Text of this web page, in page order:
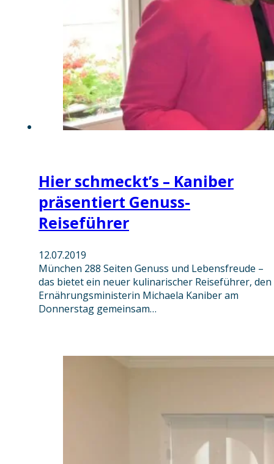
Hier schmeckt’s – Kaniber
präsentiert Genuss-
Reiseführer
12.07.2019
München 288 Seiten Genuss und Lebensfreude –
das bietet ein neuer kulinarischer Reiseführer, den
Ernährungsministerin Michaela Kaniber am
Donnerstag gemeinsam…